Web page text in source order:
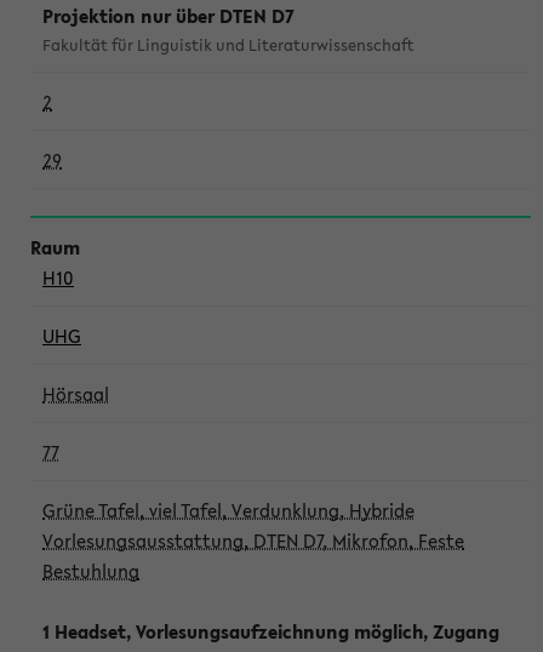
Projektion nur über DTEN D7
Fakultät für Linguistik und Literaturwissenschaft
2
29
H10
UHG
Hörsaal
77
Grüne Tafel, viel Tafel, Verdunklung, Hybride
Vorlesungsausstattung, DTEN D7, Mikrofon, Feste
Bestuhlung
1 Headset, Vorlesungsaufzeichnung möglich, Zugang